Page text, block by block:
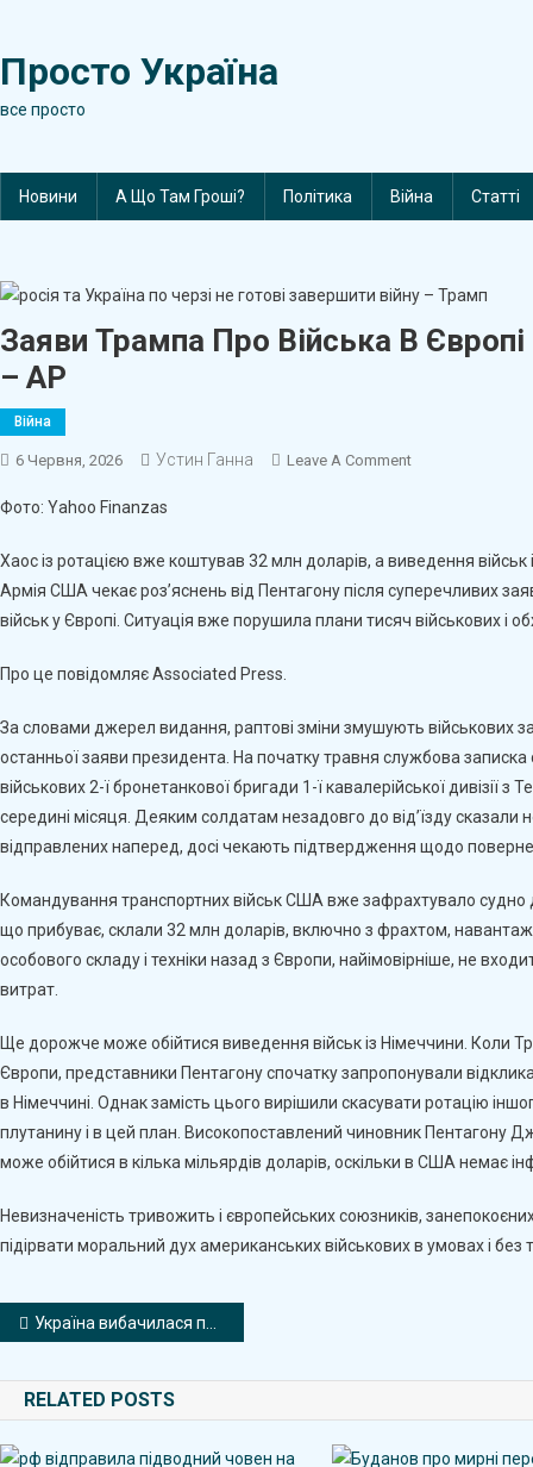
content
Просто Україна
все просто
Новини А Що Там Гроші? Політика Війна Статті
Заяви Трампа Про Війська В
– AP
Війна
6 Червня, 2026 Устин Ганна Leave A CommentOn
Війська
В
Європі
Пентагоні
–
AP
Фото: Yahoo Finanzas
Хаос із ротацією вже коштував 32 млн доларів, а виведення військ
Армія США чекає роз’яснень від Пентагону після суперечливих
військ у Європі. Ситуація вже порушила плани тисяч військових і
Про це повідомляє Associated Press.
За словами джерел видання, раптові зміни змушують військових
останньої заяви президента. На початку травня службова
військових 2-ї бронетанкової бригади 1-ї кавалерійської дивізії
середині місяця. Деяким солдатам незадовго до від’їзду сказали
відправлених наперед, досі чекають підтвердження щодо
Командування транспортних військ США вже зафрахтувало
що прибуває, склали 32 млн доларів, включно з фрахтом,
особового складу і техніки назад з Європи, найімовірніше, не
витрат.
Ще дорожче може обійтися виведення військ із Німеччини. Коли
Європи, представники Пентагону спочатку запропонували
в Німеччині. Однак замість цього вирішили скасувати ротацію
плутанину і в цей план. Високопоставлений чиновник Пентагону
може обійтися в кілька мільярдів доларів, оскільки в США немає
Невизначеність тривожить і європейських союзників,
підірвати моральний дух американських військових в умовах і
Навігація
записів
Україна вибачилася перед Грецією за морський дрон
RELATED POSTS